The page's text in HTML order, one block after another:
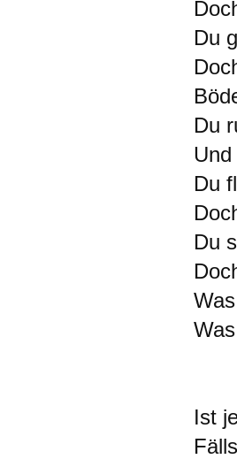
Du
Du
Du
Du
Ist